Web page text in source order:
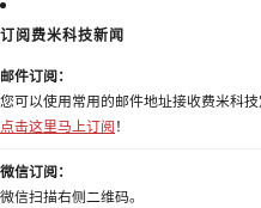
订阅费米科技新闻
邮件订阅：
您可以使用常用的邮件地址接收费米科技
点击这里马上订阅 ！
微信订阅：
微信扫描右侧二维码。